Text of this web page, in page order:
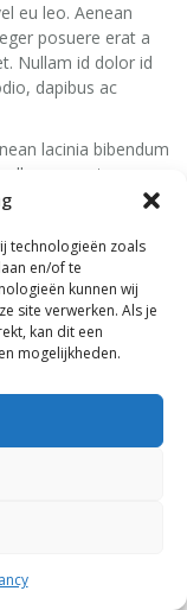
technologieën zoals
en/of te
kunnen wij
site verwerken. Als je
kan dit een
mogelijkheden.
eu leo. Aenean
posuere erat a
Nullam id dolor id
dapibus ac
lacinia bibendum
non metus
varius blandit sit
reserved.